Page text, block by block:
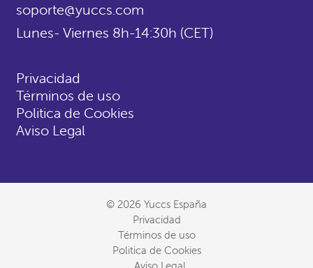
soporte@yuccs.com
Lunes- Viernes 8h-14:30h (CET)
Privacidad
Términos de uso
Politica de Cookies
Aviso Legal
© 2026 Yuccs España
Privacidad
Términos de uso
Politica de Cookies